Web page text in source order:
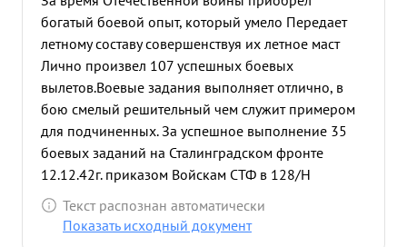
богатый боевой опыт, который умело Передает
летному составу совершенствуя их летное маст
Лично произвел 107 успешных боевых
вылетов.Воевые задания выполняет отлично, в
бою смелый решительный чем служит примером
для подчиненных. За успешное выполнение 35
боевых заданий на Сталинградском фронте
12.12.42г. приказом Войскам СТФ в 128/Н
награжден Орденом Красное Знамя" .За 29
успешных боевых вылетов по освобождению
Текст распознан автоматически
Показать исходный документ